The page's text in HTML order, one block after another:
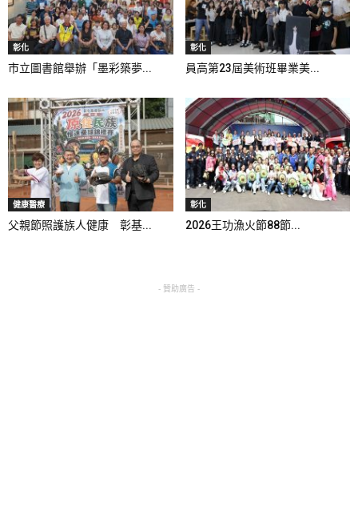
彰化
市立圖書館舉辦「墨彩築夢...
彰化
員高第23屆美術班畢業美...
健康醫療
父親節照護族人健康 彰基...
彰化
2026王功漁火節88節...
- 贊助廣告 -